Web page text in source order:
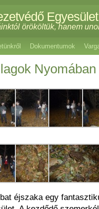
Egyesület
örököltük, hanem
Dokumentumok
éjszaka egy